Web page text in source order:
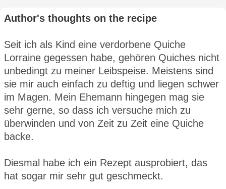
Author's thoughts on the recipe
Seit ich als Kind eine verdorbene Quiche
Lorraine gegessen habe, gehören Quiches nicht
unbedingt zu meiner Leibspeise. Meistens sind
sie mir auch einfach zu deftig und liegen schwer
im Magen. Mein Ehemann hingegen mag sie
sehr gerne, so dass ich versuche mich zu
überwinden und von Zeit zu Zeit eine Quiche
backe.
Diesmal habe ich ein Rezept ausprobiert, das
hat sogar mir sehr gut geschmeckt.